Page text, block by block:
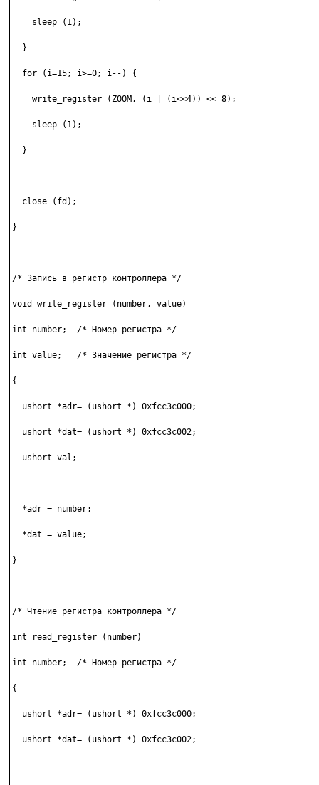
    sleep (1);
  }
  for (i=15; i>=0; i--) {
    write_register (ZOOM, (i | (i<<4)) << 8);
    sleep (1);
  }
  close (fd);
}
/* Запись в регистр контроллера */
void write_register (number, value)
int number;  /* Номер регистра */
int value;   /* Значение регистра */
{
  ushort *adr= (ushort *) 0xfcc3c000;
  ushort *dat= (ushort *) 0xfcc3c002;
  ushort val;
  *adr = number;
  *dat = value;
}
/* Чтение регистра контроллера */
int read_register (number)
int number;  /* Номер регистра */
{
  ushort *adr= (ushort *) 0xfcc3c000;
  ushort *dat= (ushort *) 0xfcc3c002;